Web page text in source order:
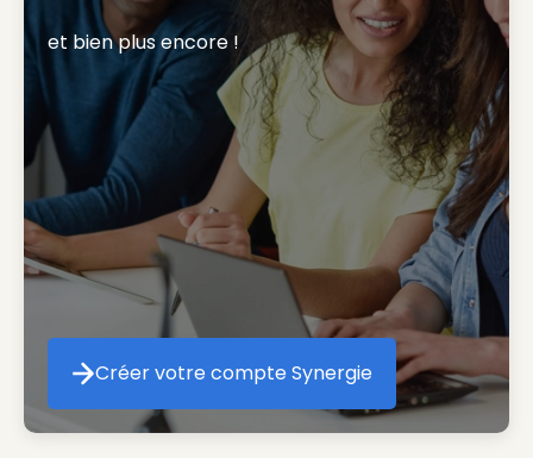
et bien plus encore !
Créer votre compte Synergie
Créer votre compte Synergie